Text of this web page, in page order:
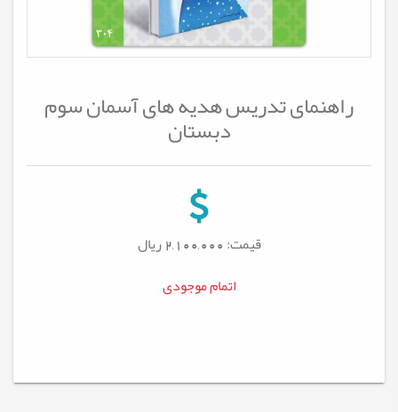
راهنمای تدریس هدیه های آسمان سوم
دبستان
قیمت: 2,100,000
ریال
اتمام موجودی